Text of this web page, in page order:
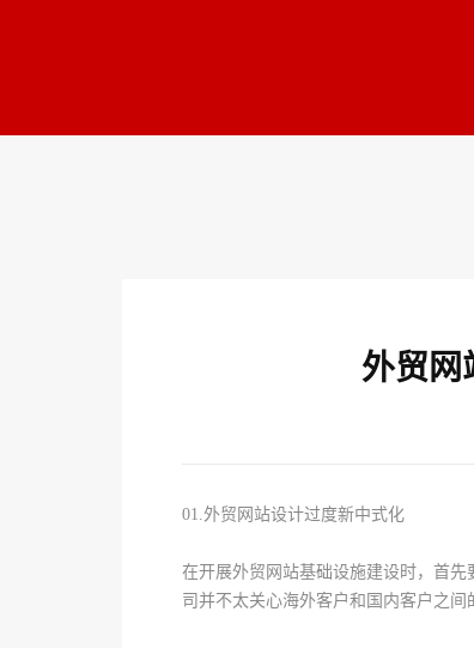
外贸网
01.外贸网站设计过度新中式化
在开展外贸网站基础设施建设时，首
司并不太关心海外客户和国内客户之间